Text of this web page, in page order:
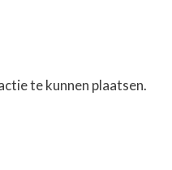
te kunnen plaatsen.